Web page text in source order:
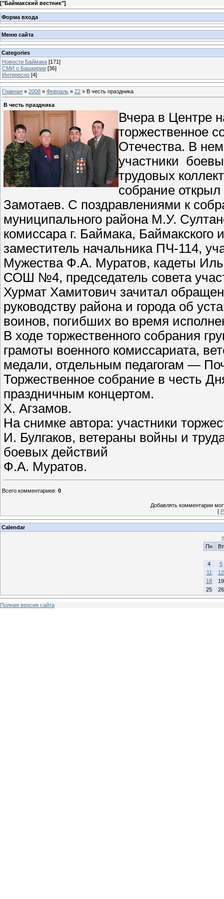
["Баймакский вестник"]
Форма входа
Меню сайта
Categories
Новости Баймака [171]
СМИ о Башкирии [36]
Интересно [4]
Главная » 2008 » Февраль » 22 » В честь праздника
В честь праздника
Вчера в Центре
торжественное
Отечества. В
участники
трудовых
собрание
Замотаев. С поздравлениями к
муниципального района М.У.
комиссара г. Баймака,
заместитель начальника ПЧ-114,
Мужества Ф.А. Муратов, кадеты
СОШ №4, председатель совета
Хурмат Хамитович зачитал
руководству района и города об
воинов, погибших во время
В ходе торжественного собрания
грамоты военного комиссариата,
медали, отдельным педагогам —
Торжественное собрание в честь
праздничным концертом.
Х. Агзамов.
На снимке автора: участники
И. Булгаков, ветераны войны и
боевых действий
Ф.А. Муратов.
Всего комментариев: 0
Добавлять комментарии
[
Calendar
«
Пн
Вт
4
5
11
12
18
19
25
26
Полная версия сайта